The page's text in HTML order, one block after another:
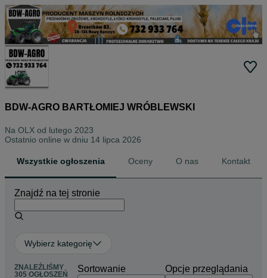
BDW-AGRO BARTŁOMIEJ WRÓBLEWSKI
Na OLX od lutego 2023
Ostatnio online w dniu 14 lipca 2026
Wszystkie ogłoszenia Oceny O nas Kontakt
Znajdź na tej stronie
Wybierz kategorię
ZNALEŹLIŚMY
305 OGŁOSZEŃ
Sortowanie Opcje przeglądania